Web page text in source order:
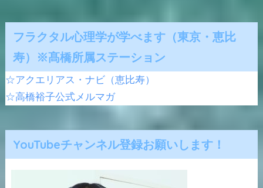
フラクタル心理学が学べます（東京・恵比
寿）※髙橋所属ステーション
☆アクエリアス・ナビ（恵比寿）
☆高橋裕子公式メルマガ
YouTubeチャンネル登録お願いします！